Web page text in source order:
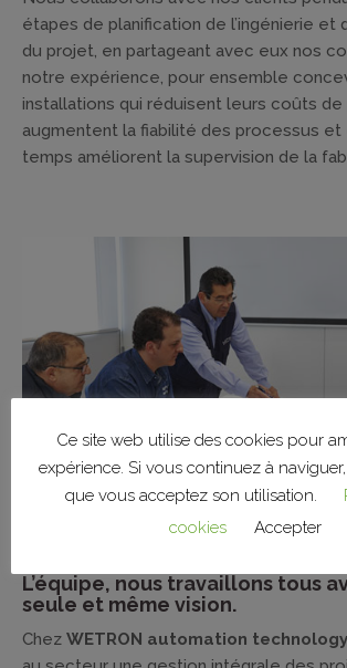
étapes de planification de l’ingénierie et
du projet, en partageant avec eux nos
notre expérience, pour ensemble
installations qui réduisent leurs coûts de
augmentent la fiabilité des processus et
temps améliorent la supervision de la
L’équipe, nous travaillons tous
seule et même vision.
Chez WETRON automation technology
Ce site web utilise des cookies pour
expérience. Si vous continuez à
que vous acceptez son utilisation.
cookies
Accepter